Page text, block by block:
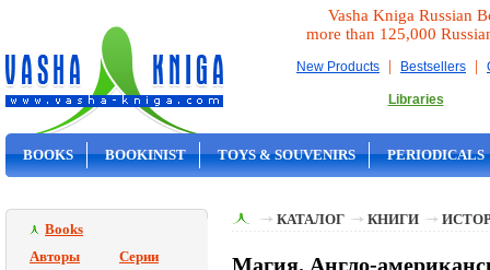
Vasha Kniga Russian
more than 125,000
New Products | Bestsellers |
Libraries
BOOKS BOOKINIST TOYS & SOUVENIRS PERIODICALS
Books
Авторы
Серии
КАТАЛОГ КНИГИ
Магия. Англо-